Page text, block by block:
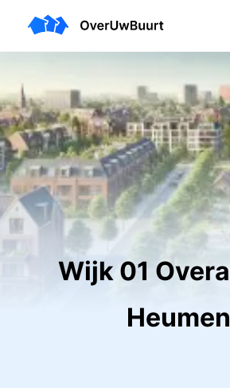
Wijk 01 Overasselt,
Heumen